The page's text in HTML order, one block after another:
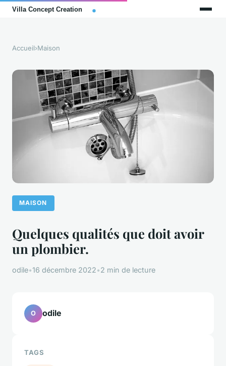
Accueil›Maison
MAISON
Quelques qualités que doit avoir
un plombier.
odile•16 décembre 2022•2 min de lecture
O odile
TAGS